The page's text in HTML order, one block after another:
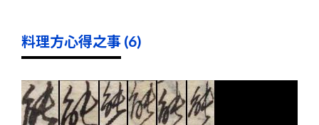
料理方心得之事 (6)